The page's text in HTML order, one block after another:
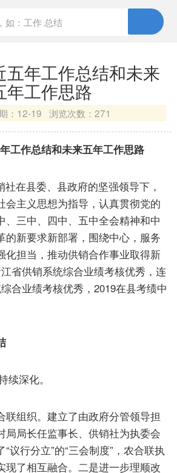
五年工作总结和未来
年工作思路
： 12-19 浏览次数： 271
工作总结和未来五年工作思路
在县委、县政府的坚强领导下，
会主义思想为指导，认真贯彻党的
、三中、四中、五中全会精神和中
的新要求新部署，围绕中心，服务
化担当，推动供销合作事业取得新
省供销系统综合业绩考核优秀，连
合业绩考核优秀，2019在县考绩中
续深化。
联组织。建立了由政府分管领导担
局局长任监事长、供销社为执委会
议行分立”的“三会制度”，农合联执
现了相互融合。二是进一步理顺改